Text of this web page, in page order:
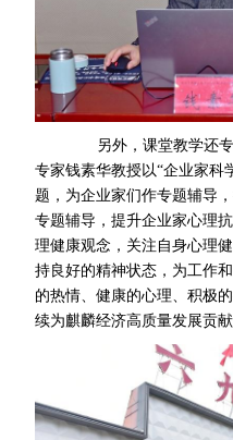
另外，课堂教学还专
专家钱素华教授以“企业家科
题，为企业家们作专题辅导
专题辅导，提升企业家心理
理健康观念，关注自身心理
持良好的精神状态，为工作
的热情、健康的心理、积极
续为麒麟经济高质量发展贡献